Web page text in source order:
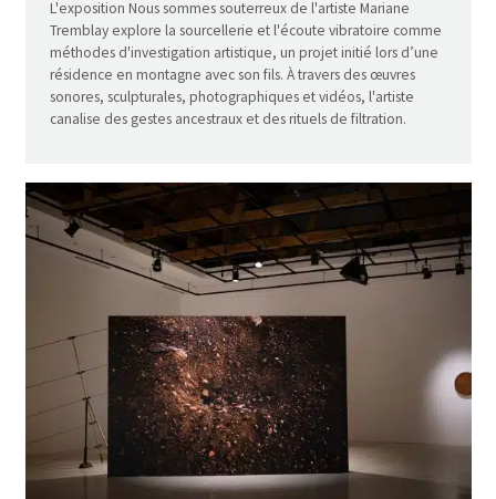
L'exposition Nous sommes souterreux de l'artiste Mariane
Tremblay explore la sourcellerie et l'écoute vibratoire comme
méthodes d'investigation artistique, un projet initié lors d’une
résidence en montagne avec son fils. À travers des œuvres
sonores, sculpturales, photographiques et vidéos, l'artiste
canalise des gestes ancestraux et des rituels de filtration.